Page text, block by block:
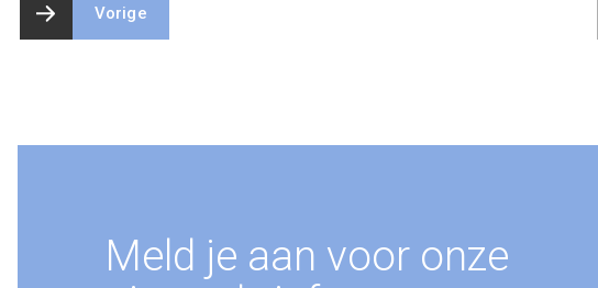
Vorige
Meld je aan voor onze